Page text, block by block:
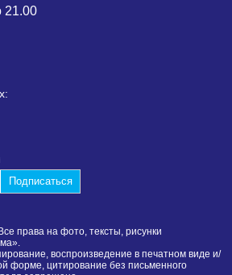
21.00
права на фото, тексты, рисунки
воспроизведение в печатном виде и/
форме, цитирование без письменного